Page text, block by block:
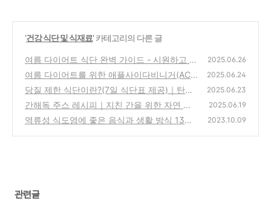
'건강 식단 및 식재료' 카테고리의 다른 글
여름 다이어트 식단 완벽 가이드 - 시원하고 포
만감 있는 다이어트 레시피 15가지
(8)
2025.06.26
여름 다이어트를 위한 애플사이다비니거(AC
V)의 모든 것｜식초 한 스푼으로 체지방 줄이
기
(4)
2025.06.24
당질 제한 식단이란?(7일 식단표 제공)｜탄수
화물을 줄이면 몸이 달라진다!
(10)
2025.06.23
간해독 주스 레시피｜지친 간을 위한 자연 치
유 솔루션
(2)
2025.06.19
역류성 식도염에 좋은 음식과 생활 방식 13가
2023.10.09
관련글